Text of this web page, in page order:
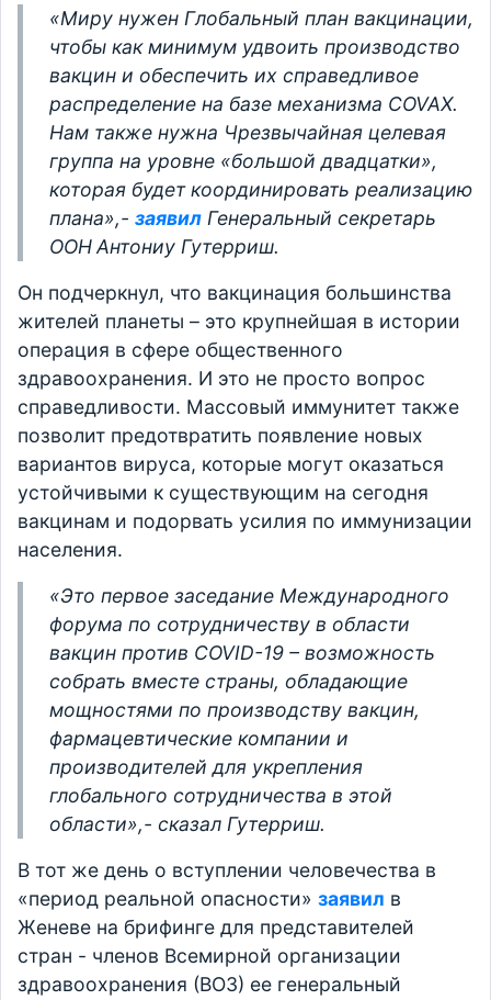
«Миру нужен Глобальный план вакцинации,
чтобы как минимум удвоить производство
вакцин и обеспечить их справедливое
распределение на базе механизма COVAX.
Нам также нужна Чрезвычайная целевая
группа на уровне «большой двадцатки»,
которая будет координировать реализацию
плана»,- заявил Генеральный секретарь
ООНАнтониу Гутерриш.
Он подчеркнул, что вакцинация большинства
жителей планеты – это крупнейшая в истории
операция в сфере общественного
здравоохранения. И это не просто вопрос
справедливости. Массовый иммунитет также
позволит предотвратить появление новых
вариантов вируса, которые могут оказаться
устойчивыми к существующим на сегодня
вакцинам и подорвать усилия по иммунизации
населения.
«Это первое заседание Международного
форума по сотрудничеству в области
вакцин против COVID-19 – возможность
собрать вместе страны, обладающие
мощностями по производству вакцин,
фармацевтические компании и
производителей для укрепления
глобального сотрудничества в этой
области»,- сказал Гутерриш.
В тот же день о вступлении человечества в
«период реальной опасности» заявил в
Женеве на брифинге для представителей
стран - членов Всемирной организации
здравоохранения (ВОЗ) ее генеральный